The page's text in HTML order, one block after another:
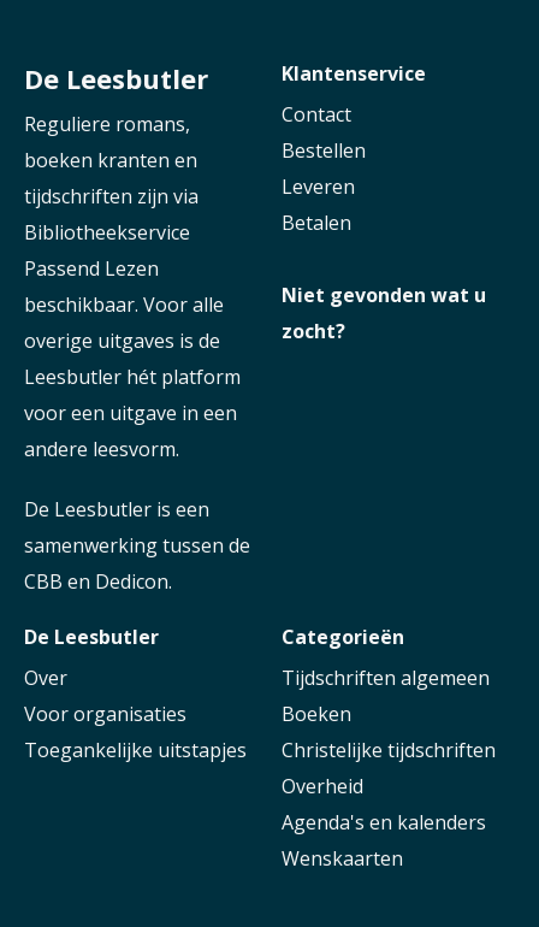
De Leesbutler
Reguliere romans,
boeken kranten en
tijdschriften zijn via
Bibliotheekservice
Passend Lezen
beschikbaar. Voor alle
overige uitgaves is de
Leesbutler hét platform
voor een uitgave in een
andere leesvorm.
De Leesbutler is een
samenwerking tussen de
CBB en Dedicon.
Klantenservice
Contact
Bestellen
Leveren
Betalen
Niet gevonden wat u
zocht?
De Leesbutler
Over
Voor organisaties
Toegankelijke uitstapjes
Categorieën
Tijdschriften algemeen
Boeken
Christelijke tijdschriften
Overheid
Agenda's en kalenders
Wenskaarten